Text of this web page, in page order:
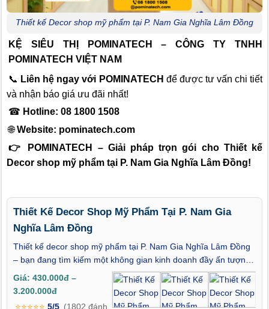
Thiết kế Decor shop mỹ phẩm tại P. Nam Gia Nghĩa Lâm Đồng
KỆ SIÊU THỊ POMINATECH – CÔNG TY TNHH
POMINATECH VIỆT NAM
📞 Liên hệ ngay với POMINATECH để được tư vấn chi tiết
và nhận báo giá ưu đãi nhất!
☎ Hotline: 08 1800 1508
🌐Website: pominatech.com
👉 POMINATECH – Giải pháp trọn gói cho Thiết kế
Decor shop mỹ phẩm tại P. Nam Gia Nghĩa Lâm Đồng!
Thiết Kế Decor Shop Mỹ Phẩm Tại P. Nam Gia
Nghĩa Lâm Đồng
Thiết kế decor shop mỹ phẩm tại P. Nam Gia Nghĩa Lâm Đồng
– bạn đang tìm kiếm một không gian kinh doanh đầy ấn tượng,
nơi vẻ đẹp của từng sản phẩm được tôn vinh bằng phong cách
thiết kế tinh tế và hiện đại? Trong thời đại mà cảm xúc chi phối
quyết định mua sắm, một cửa hàng mỹ phẩm không thể dừng
Giá: 430.000đ –
3.200.000đ
⭐⭐⭐⭐⭐ 5/5 (1802 đánh